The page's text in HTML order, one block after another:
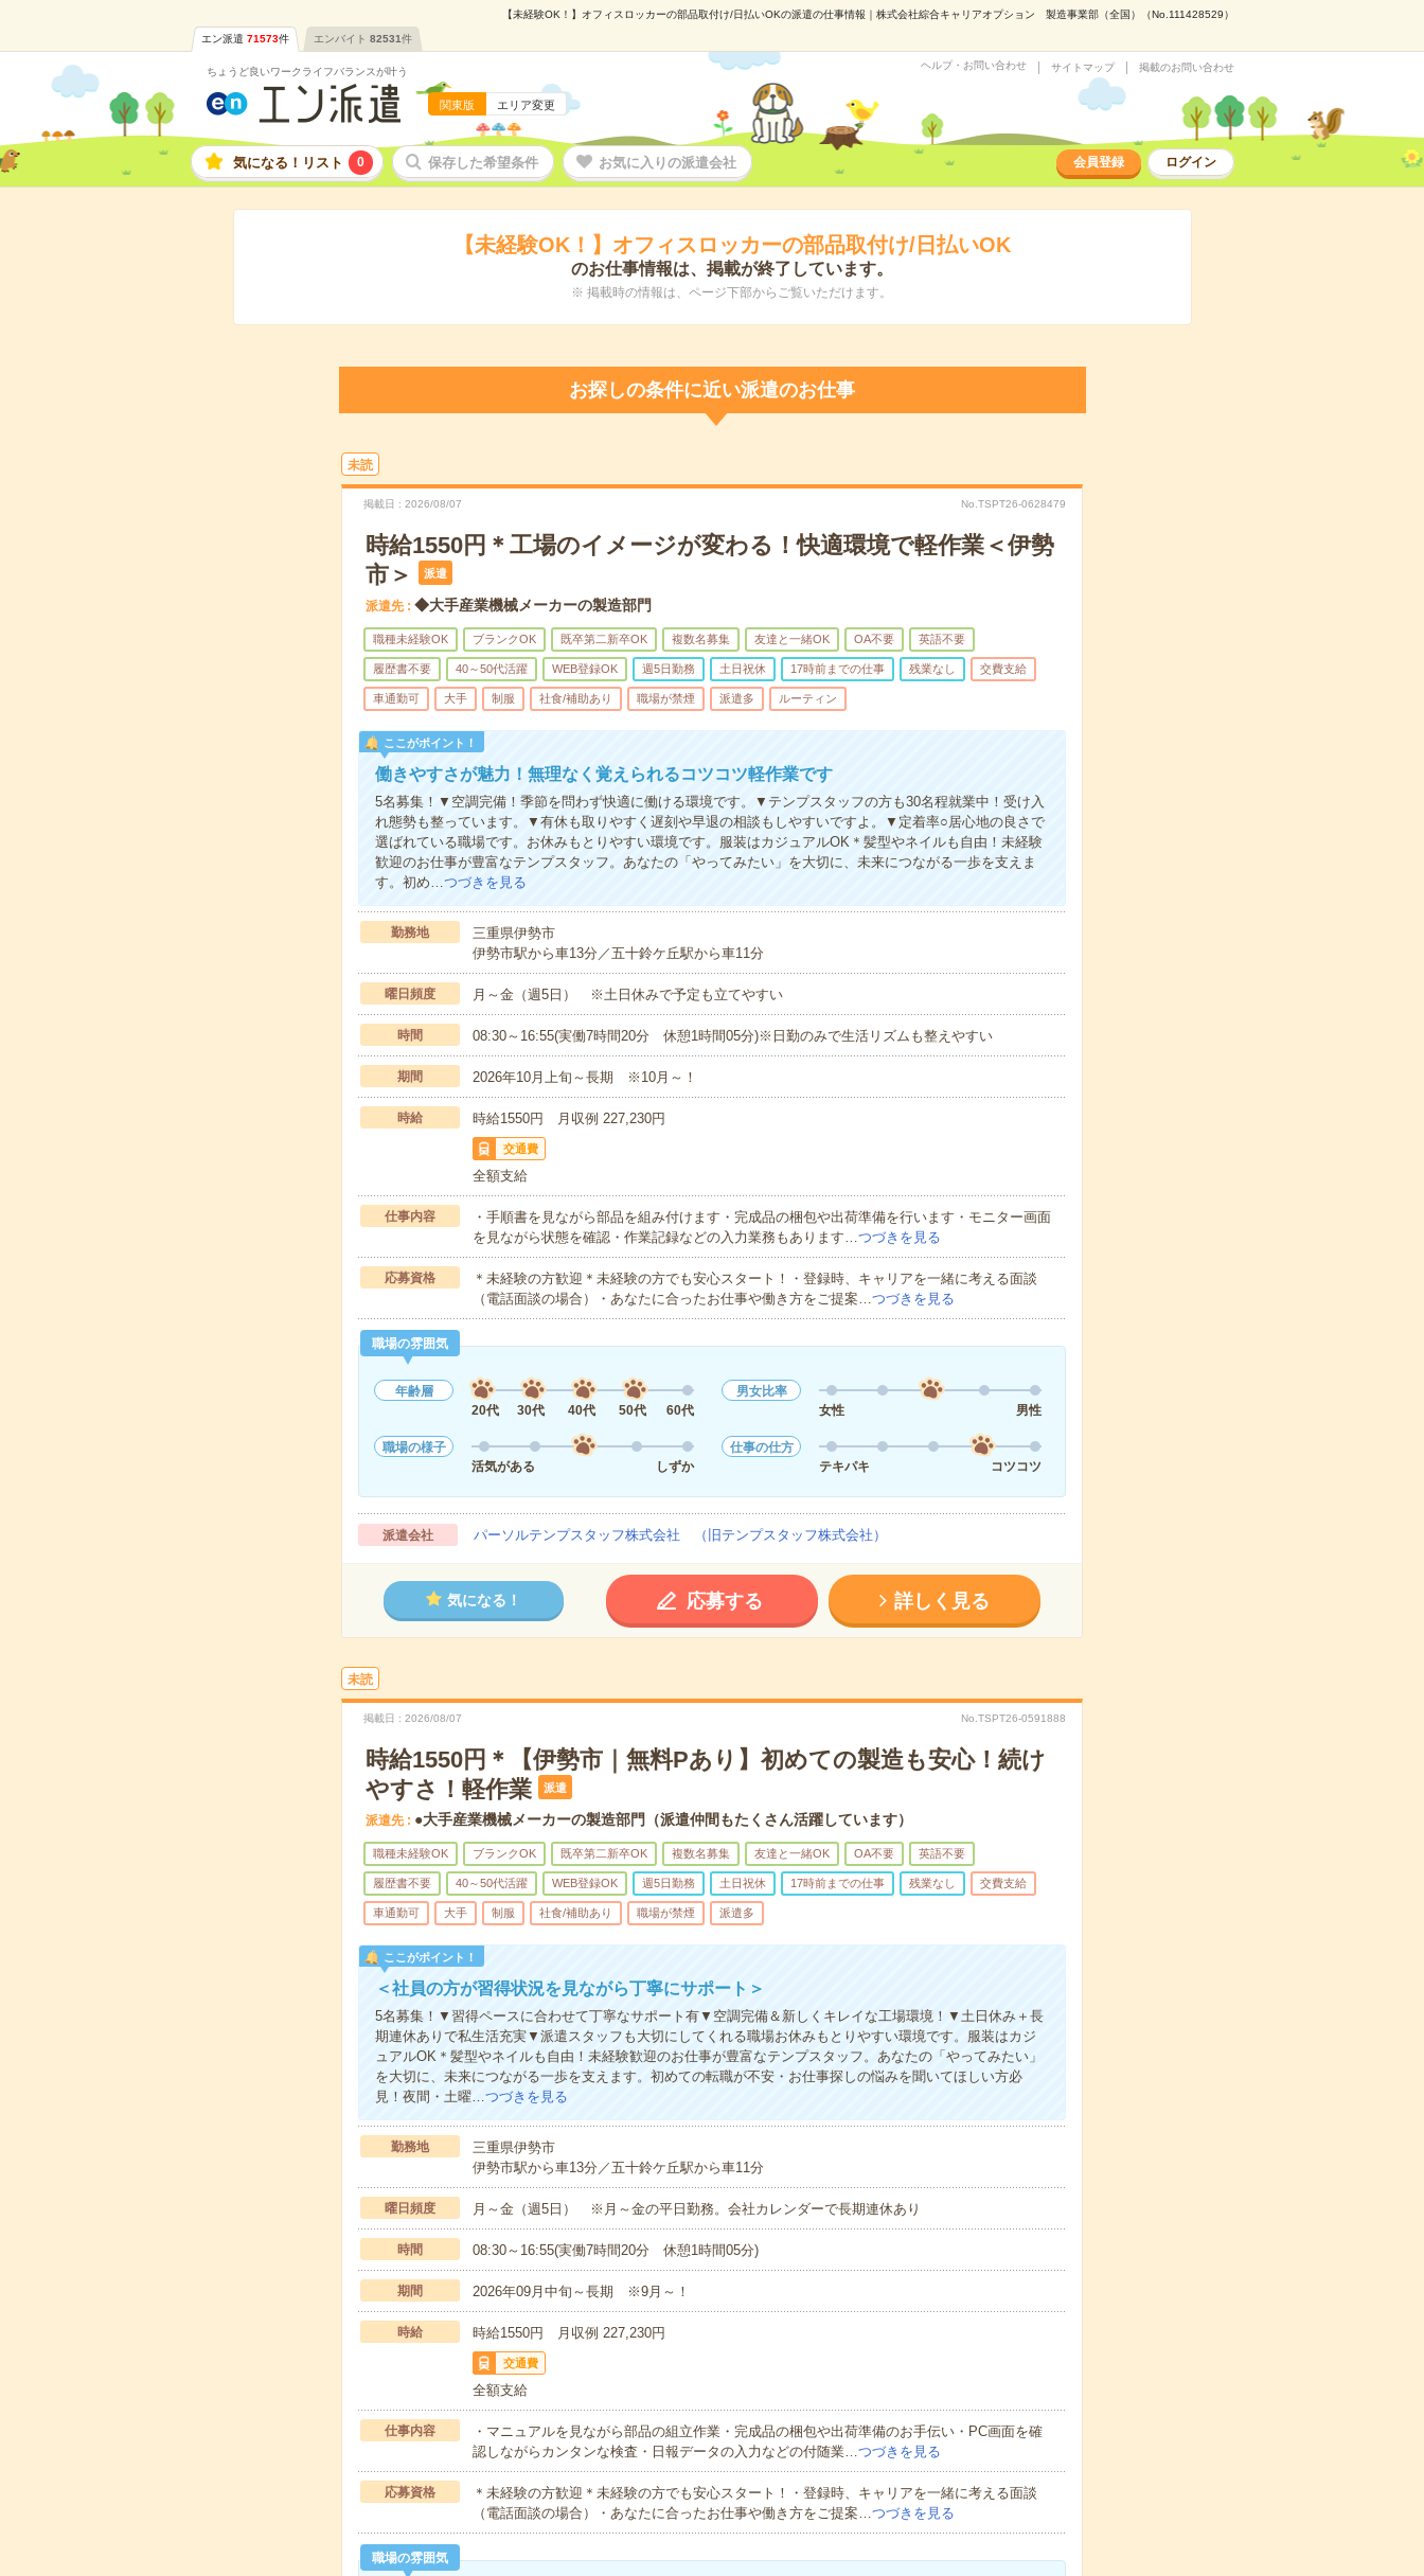
【未経験OK！】オフィスロッカーの部品取付け/日払いOKの派遣の仕事情報｜株式会社綜合キャリアオプション 製造事業部（全国）（No.111428529）
エン派遣 71573件 エンバイト 82531件
ちょうど良いワークライフバランスが叶う
関東版 エリア変更
ヘルプ・お問い合わせ サイトマップ 掲載のお問い合わせ
気になる！リスト 0 保存した希望条件 お気に入りの派遣会社 会員登録 ログイン
【未経験OK！】オフィスロッカーの部品取付け/日払いOK
のお仕事情報は、掲載が終了しています。
※ 掲載時の情報は、ページ下部からご覧いただけます。
お探しの条件に近い派遣のお仕事
未読
掲載日 2026/08/07 No.TSPT26-0628479
時給1550円＊工場のイメージが変わる！快適環境で軽作業＜伊勢
市＞
派遣
派遣先 ◆大手産業機械メーカーの製造部門
職種未経験OK ブランクOK 既卒第二新卒OK 複数名募集 友達と一緒OK OA不要 英語不要
履歴書不要 40～50代活躍 WEB登録OK 週5日勤務 土日祝休 17時前までの仕事 残業なし 交費支給
車通勤可 大手 制服 社食/補助あり 職場が禁煙 派遣多 ルーティン
ここがポイント！
働きやすさが魅力！無理なく覚えられるコツコツ軽作業です
5名募集！▼空調完備！季節を問わず快適に働ける環境です。▼テンプスタッフの方も30名程就業中！受け入
れ態勢も整っています。▼有休も取りやすく遅刻や早退の相談もしやすいですよ。▼定着率○居心地の良さで
選ばれている職場です。お休みもとりやすい環境です。服装はカジュアルOK＊髪型やネイルも自由！未経験
歓迎のお仕事が豊富なテンプスタッフ。あなたの「やってみたい」を大切に、未来につながる一歩を支えま
す。初め…つづきを見る
勤務地
三重県伊勢市
伊勢市駅から車13分／五十鈴ケ丘駅から車11分
曜日頻度 月～金（週5日） ※土日休みで予定も立てやすい
時間 08:30～16:55(実働7時間20分 休憩1時間05分)※日勤のみで生活リズムも整えやすい
期間 2026年10月上旬～長期 ※10月～！
時給 時給1550円 月収例 227,230円
交通費
全額支給
仕事内容
・手順書を見ながら部品を組み付けます・完成品の梱包や出荷準備を行います・モニター画面
を見ながら状態を確認・作業記録などの入力業務もあります…つづきを見る
応募資格
＊未経験の方歓迎＊未経験の方でも安心スタート！・登録時、キャリアを一緒に考える面談
（電話面談の場合）・あなたに合ったお仕事や働き方をご提案…つづきを見る
職場の雰囲気
年齢層
20代
30代 40代 50代 60代
男女比率
女性
男性
職場の様子
活気がある
しずか
仕事の仕方
テキパキ
コツコツ
派遣会社 パーソルテンプスタッフ株式会社 （旧テンプスタッフ株式会社）
気になる！ 応募する 詳しく見る
未読
掲載日 2026/08/07 No.TSPT26-0591888
時給1550円＊【伊勢市｜無料Pあり】初めての製造も安心！続け
やすさ！軽作業
派遣
派遣先 ●大手産業機械メーカーの製造部門（派遣仲間もたくさん活躍しています）
職種未経験OK ブランクOK 既卒第二新卒OK 複数名募集 友達と一緒OK OA不要 英語不要
履歴書不要 40～50代活躍 WEB登録OK 週5日勤務 土日祝休 17時前までの仕事 残業なし 交費支給
車通勤可 大手 制服 社食/補助あり 職場が禁煙 派遣多
ここがポイント！
＜社員の方が習得状況を見ながら丁寧にサポート＞
5名募集！▼習得ペースに合わせて丁寧なサポート有▼空調完備＆新しくキレイな工場環境！▼土日休み＋長
期連休ありで私生活充実▼派遣スタッフも大切にしてくれる職場お休みもとりやすい環境です。服装はカジ
ュアルOK＊髪型やネイルも自由！未経験歓迎のお仕事が豊富なテンプスタッフ。あなたの「やってみたい」
を大切に、未来につながる一歩を支えます。初めての転職が不安・お仕事探しの悩みを聞いてほしい方必
見！夜間・土曜…つづきを見る
勤務地
三重県伊勢市
伊勢市駅から車13分／五十鈴ケ丘駅から車11分
曜日頻度 月～金（週5日） ※月～金の平日勤務。会社カレンダーで長期連休あり
時間 08:30～16:55(実働7時間20分 休憩1時間05分)
期間 2026年09月中旬～長期 ※9月～！
時給 時給1550円 月収例 227,230円
交通費
全額支給
仕事内容
・マニュアルを見ながら部品の組立作業・完成品の梱包や出荷準備のお手伝い・PC画面を確
認しながらカンタンな検査・日報データの入力などの付随業…つづきを見る
応募資格
＊未経験の方歓迎＊未経験の方でも安心スタート！・登録時、キャリアを一緒に考える面談
（電話面談の場合）・あなたに合ったお仕事や働き方をご提案…つづきを見る
職場の雰囲気